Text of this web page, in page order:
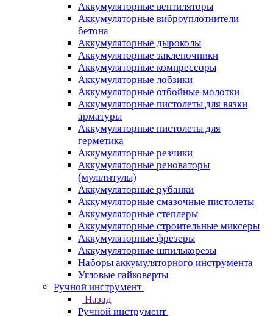
Аккумуляторные вентиляторы
Аккумуляторные виброуплотнители
бетона
Аккумуляторные дыроколы
Аккумуляторные заклепочники
Аккумуляторные компрессоры
Аккумуляторные лобзики
Аккумуляторные отбойные молотки
Аккумуляторные пистолеты для вязки
арматуры
Аккумуляторные пистолеты для
герметика
Аккумуляторные резчики
Аккумуляторные реноваторы
(мультитулы)
Аккумуляторные рубанки
Аккумуляторные смазочные пистолеты
Аккумуляторные степлеры
Аккумуляторные строительные миксеры
Аккумуляторные фрезеры
Аккумуляторные шпилькорезы
Наборы аккумуляторного инструмента
Угловые гайковерты
Ручной инструмент
Назад
Ручной инструмент